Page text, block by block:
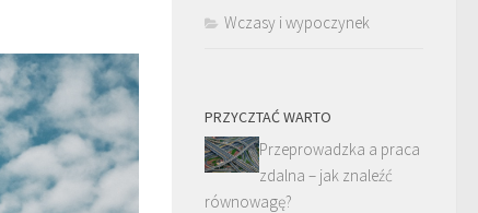
Wczasy i wypoczynek
PRZYCZTAĆ WARTO
Przeprowadzka a praca
zdalna – jak znaleźć
równowagę?